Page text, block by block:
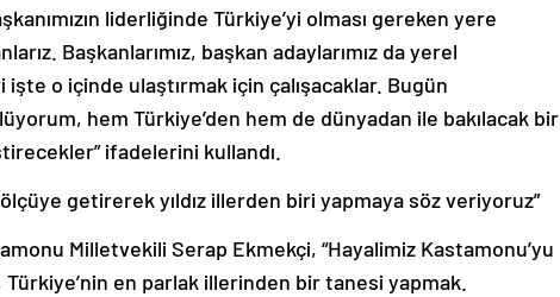
liderliğinde Türkiye’yi olması gereken yere
Başkanlarımız, başkan adaylarımız da yerel
o içinde ulaştırmak için çalışacaklar. Bugün
hem Türkiye’den hem de dünyadan ile bakılacak bir
ifadelerini kullandı.
getirerek yıldız illerden biri yapmaya söz veriyoruz”
Milletvekili Serap Ekmekçi, “Hayalimiz Kastamonu’yu
en parlak illerinden bir tanesi yapmak.